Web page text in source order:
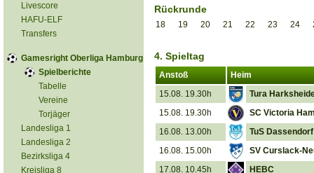
Livescore
HAFU-ELF
Transfers
Gamesright Oberliga Hamburg
Spielberichte
Tabelle
Vereine
Torjäger
Landesliga 1
Landesliga 2
Bezirksliga 4
Kreisliga 8
Rückrunde
18 19 20 21 22 23 24
4. Spieltag
Anstoß
Heim
15.08. 19.30h
Tura
15.08. 19.30h
SC Victoria
16.08. 13.00h
TuS Dassendorf
16.08. 15.00h
SV Curslack-
17.08. 10.45h
HEBC